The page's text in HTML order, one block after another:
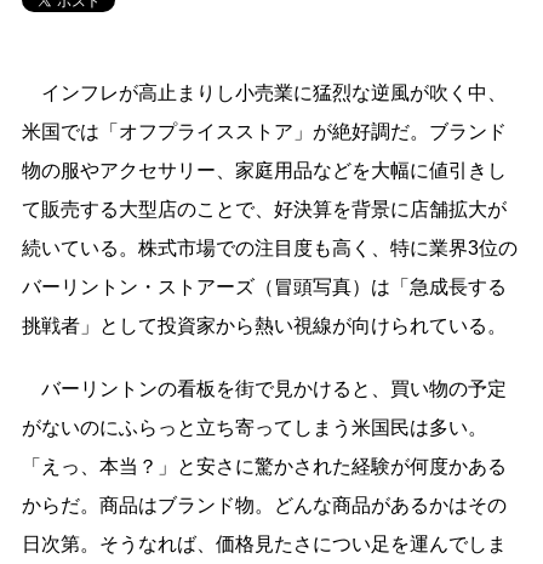
インフレが高止まりし小売業に猛烈な逆風が吹く中、
米国では「オフプライスストア」が絶好調だ。ブランド
物の服やアクセサリー、家庭用品などを大幅に値引きし
て販売する大型店のことで、好決算を背景に店舗拡大が
続いている。株式市場での注目度も高く、特に業界3位の
バーリントン・ストアーズ（冒頭写真）は「急成長する
挑戦者」として投資家から熱い視線が向けられている。
バーリントンの看板を街で見かけると、買い物の予定
がないのにふらっと立ち寄ってしまう米国民は多い。
「えっ、本当？」と安さに驚かされた経験が何度かある
からだ。商品はブランド物。どんな商品があるかはその
日次第。そうなれば、価格見たさについ足を運んでしま